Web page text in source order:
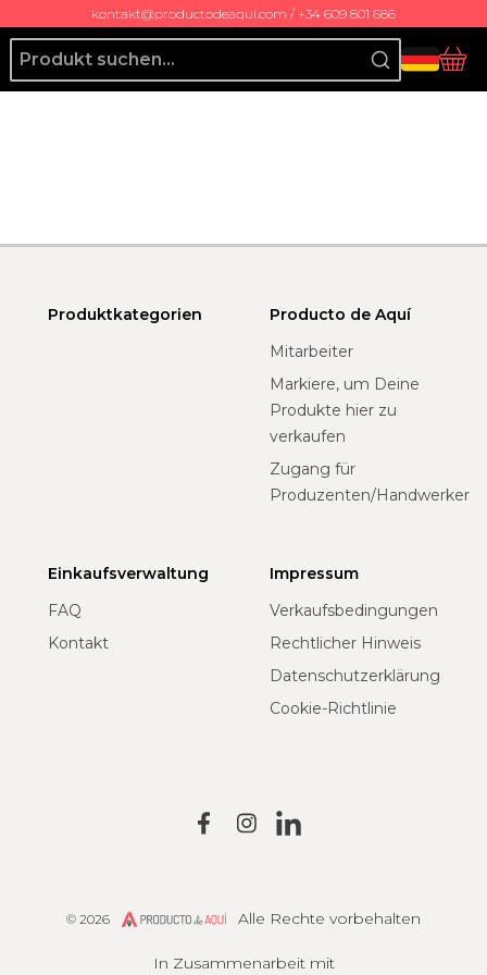
kontakt@productodeaqui.com / +34 609 801 686
Producto de Aquí
Produktkategorien
Producto de Aquí
Mitarbeiter
Markiere, um Deine
Produkte hier zu
verkaufen
Zugang für
Produzenten/Handwerker
Einkaufsverwaltung
FAQ
Kontakt
Impressum
Verkaufsbedingungen
Rechtlicher Hinweis
Datenschutzerklärung
Cookie-Richtlinie
In Zusammenarbeit mit
© 2026 Producto de AquíAlle Rechte vorbehalten